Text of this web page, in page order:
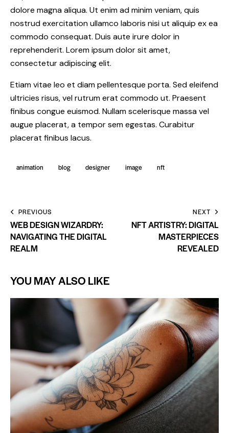
dolore magna aliqua. Ut enim ad minim veniam, quis
nostrud exercitation ullamco laboris nisi ut aliquip ex ea
commodo consequat. Duis aute irure dolor in
reprehenderit. Lorem ipsum dolor sit amet,
consectetur adipiscing elit.
Etiam vitae leo et diam pellentesque porta. Sed eleifend
ultricies risus, vel rutrum erat commodo ut. Praesent
finibus congue euismod. Nullam scelerisque massa vel
augue placerat, a tempor sem egestas. Curabitur
placerat finibus lacus.
animation blog designer image nft
PREVIOUS
WEB DESIGN WIZARDRY:
NAVIGATING THE DIGITAL
REALM
NEXT
NFT ARTISTRY: DIGITAL
MASTERPIECES
REVEALED
YOU MAY ALSO LIKE